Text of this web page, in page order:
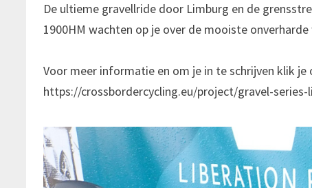
De ultieme gravellride door Limburg en de
1900HM wachten op je over de mooiste
Voor meer informatie en om je in te schrijven klik je
https://crossbordercycling.eu/project/gravel-